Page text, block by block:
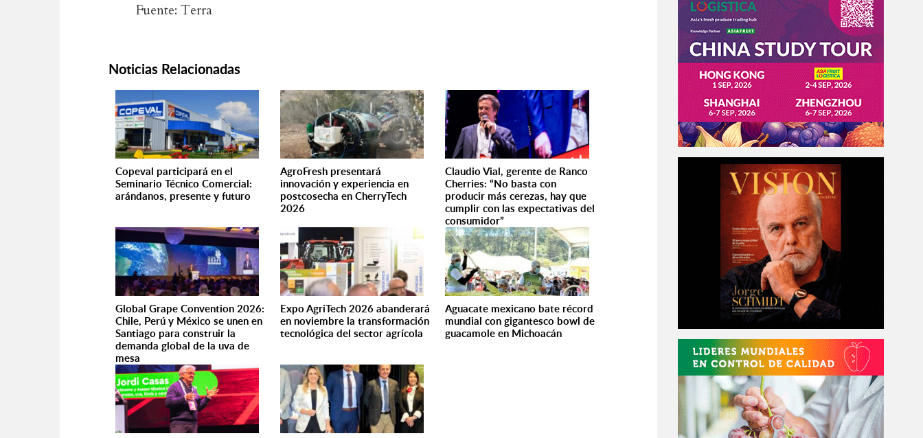
Fuente: Terra
Noticias Relacionadas
Copeval participará en el
Seminario Técnico Comercial:
arándanos, presente y futuro
AgroFresh presentará
innovación y experiencia en
postcosecha en CherryTech
2026
Claudio Vial, gerente de Ranco
Cherries: “No basta con
producir más cerezas, hay que
cumplir con las expectativas del
consumidor”
Global Grape Convention 2026:
Chile, Perú y México se unen en
Santiago para construir la
demanda global de la uva de
mesa
Expo AgriTech 2026 abanderará
en noviembre la transformación
tecnológica del sector agrícola
Aguacate mexicano bate récord
mundial con gigantesco bowl de
guacamole en Michoacán